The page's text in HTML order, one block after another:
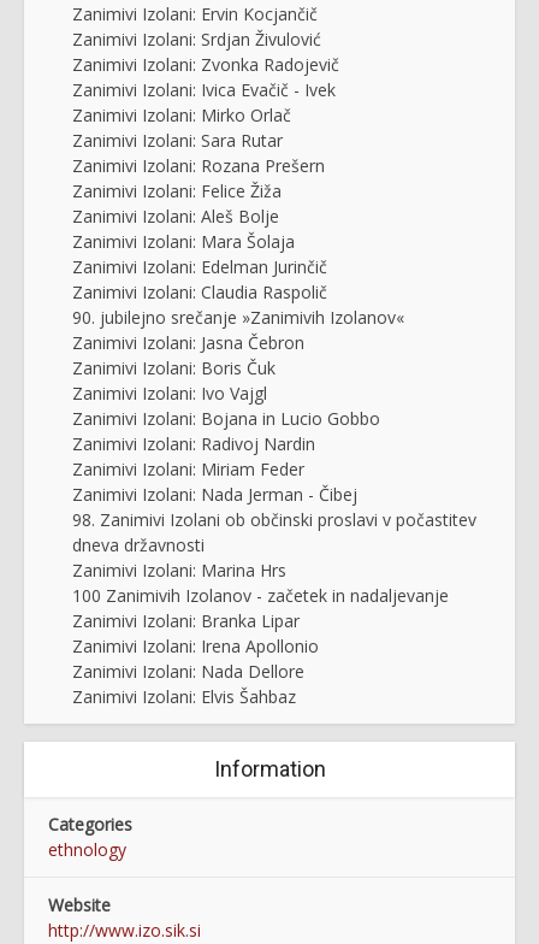
Zanimivi Izolani: Ervin Kocjančič
Zanimivi Izolani: Srdjan Živulović
Zanimivi Izolani: Zvonka Radojevič
Zanimivi Izolani: Ivica Evačič - Ivek
Zanimivi Izolani: Mirko Orlač
Zanimivi Izolani: Sara Rutar
Zanimivi Izolani: Rozana Prešern
Zanimivi Izolani: Felice Žiža
Zanimivi Izolani: Aleš Bolje
Zanimivi Izolani: Mara Šolaja
Zanimivi Izolani: Edelman Jurinčič
Zanimivi Izolani: Claudia Raspolič
90. jubilejno srečanje »Zanimivih Izolanov«
Zanimivi Izolani: Jasna Čebron
Zanimivi Izolani: Boris Čuk
Zanimivi Izolani: Ivo Vajgl
Zanimivi Izolani: Bojana in Lucio Gobbo
Zanimivi Izolani: Radivoj Nardin
Zanimivi Izolani: Miriam Feder
Zanimivi Izolani: Nada Jerman - Čibej
98. Zanimivi Izolani ob občinski proslavi v počastitev
dneva državnosti
Zanimivi Izolani: Marina Hrs
100 Zanimivih Izolanov - začetek in nadaljevanje
Zanimivi Izolani: Branka Lipar
Zanimivi Izolani: Irena Apollonio
Zanimivi Izolani: Nada Dellore
Zanimivi Izolani: Elvis Šahbaz
Information
Categories
ethnology
Website
http://www.izo.sik.si